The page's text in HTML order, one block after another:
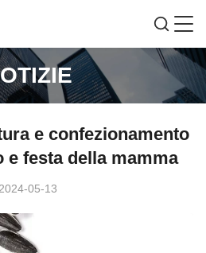
e confezionamento
e festa della mamma
2024-05-13